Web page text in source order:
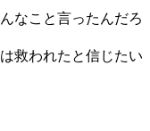
なこと言ったんだろ
救われたと信じたい